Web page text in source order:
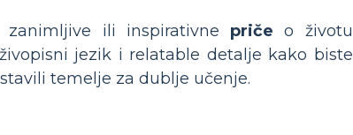
ili inspirativne priče o životu
jezik i relatable detalje kako biste
temelje za dublje učenje.